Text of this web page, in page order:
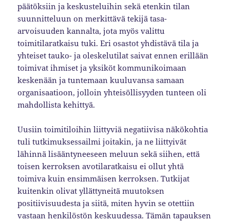
päätöksiin ja keskusteluihin sekä etenkin tilan
suunnitteluun on merkittävä tekijä tasa-
arvoisuuden kannalta, jota myös valittu
toimitilaratkaisu tuki. Eri osastot yhdistävä tila ja
yhteiset tauko- ja oleskelutilat saivat ennen erillään
toimivat ihmiset ja yksiköt kommunikoimaan
keskenään ja tuntemaan kuuluvansa samaan
organisaatioon, jolloin yhteisöllisyyden tunteen oli
mahdollista kehittyä.
Uusiin toimitiloihin liittyviä negatiivisa näkökohtia
tuli tutkimuksessailmi joitakin, ja ne liittyivät
lähinnä lisääntyneeseen meluun sekä siihen, että
toisen kerroksen avotilaratkaisu ei ollut yhtä
toimiva kuin ensimmäisen kerroksen. Tutkijat
kuitenkin olivat yllättyneitä muutoksen
positiivisuudesta ja siitä, miten hyvin se otettiin
vastaan henkilöstön keskuudessa. Tämän tapauksen